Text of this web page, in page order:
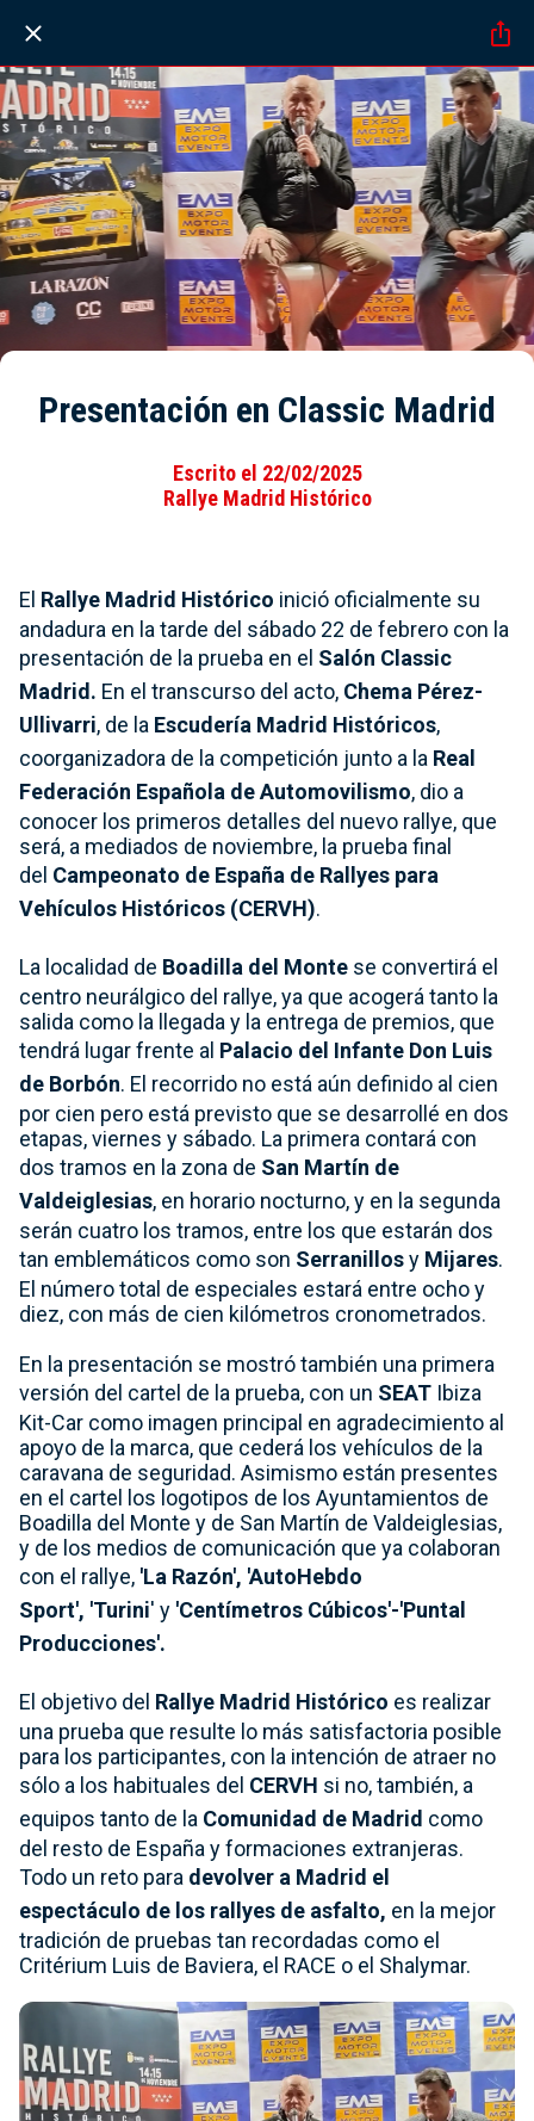
Presentación en Classic Madrid
Escrito el 22/02/2025
Rallye Madrid Histórico
El Rallye Madrid Histórico inició oficialmente su
andadura en la tarde del sábado 22 de febrero con la
presentación de la prueba en el Salón Classic
Madrid. En el transcurso del acto, Chema Pérez-
Ullivarri, de la Escudería Madrid Históricos,
coorganizadora de la competición junto a la Real
Federación Española de Automovilismo, dio a
conocer los primeros detalles del nuevo rallye, que
será, a mediados de noviembre, la prueba final
del Campeonato de España de Rallyes para
Vehículos Históricos (CERVH).
La localidad de Boadilla del Monte se convertirá el
centro neurálgico del rallye, ya que acogerá tanto la
salida como la llegada y la entrega de premios, que
tendrá lugar frente al Palacio del Infante Don Luis
de Borbón. El recorrido no está aún definido al cien
por cien pero está previsto que se desarrollé en dos
etapas, viernes y sábado. La primera contará con
dos tramos en la zona de San Martín de
Valdeiglesias, en horario nocturno, y en la segunda
serán cuatro los tramos, entre los que estarán dos
tan emblemáticos como son Serranillosy Mijares.
El número total de especiales estará entre ocho y
diez, con más de cien kilómetros cronometrados.
En la presentación se mostró también una primera
versión del cartel de la prueba, con un SEAT Ibiza
Kit-Car como imagen principal en agradecimiento al
apoyo de la marca, que cederá los vehículos de la
caravana de seguridad. Asimismo están presentes
en el cartel los logotipos de los Ayuntamientos de
Boadilla del Monte y de San Martín de Valdeiglesias,
y de los medios de comunicación que ya colaboran
con el rallye, 'La Razón', 'AutoHebdo
Sport', 'Turini' y 'Centímetros Cúbicos'-'Puntal
Producciones'.
El objetivo del Rallye Madrid Histórico es realizar
una prueba que resulte lo más satisfactoria posible
para los participantes, con la intención de atraer no
sólo a los habituales del CERVH si no, también, a
equipos tanto de la Comunidad de Madrid como
del resto de España y formaciones extranjeras.
Todo un reto para devolver a Madrid el
espectáculo de los rallyes de asfalto, en la mejor
tradición de pruebas tan recordadas como el
Critérium Luis de Baviera, el RACE o el Shalymar.